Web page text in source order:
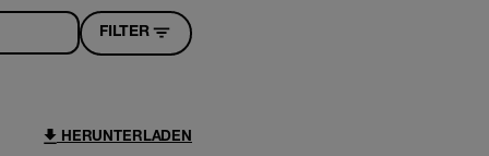
FILTER
HERUNTERLADEN